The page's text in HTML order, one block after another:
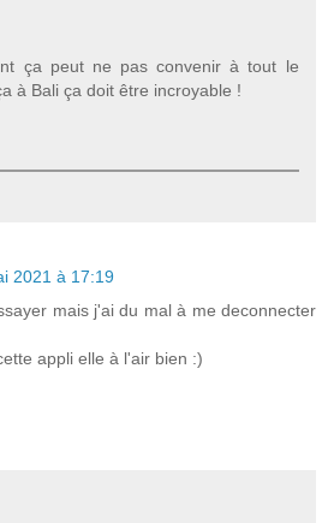
ça peut ne pas convenir à tout le
à Bali ça doit être incroyable !
2021 à 17:19
mais j'ai du mal à me deconnecter
appli elle à l'air bien :)